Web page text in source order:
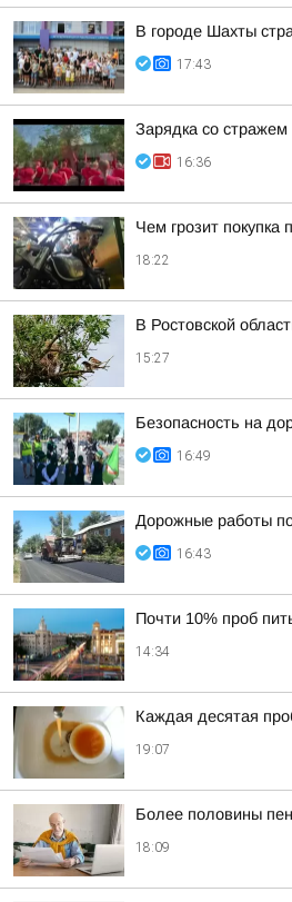
В городе Шахты
17:43
Зарядка со
16:36
Чем грозит покупка
18:22
В Ростовской
15:27
Безопасность на
16:49
Дорожные работы
16:43
Почти 10% проб
14:34
Каждая десятая
19:07
Более половины
18:09